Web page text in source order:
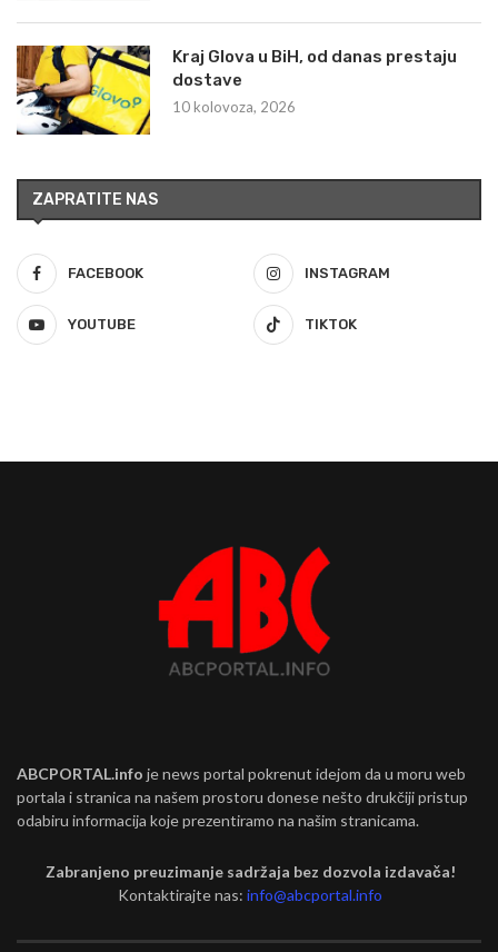
Kraj Glova u BiH, od danas prestaju
dostave
10 kolovoza, 2026
ZAPRATITE NAS
FACEBOOK INSTAGRAM
YOUTUBE TIKTOK
ABCPORTAL.info je news portal pokrenut idejom da u moru web
portala i stranica na našem prostoru donese nešto drukčiji pristup
odabiru informacija koje prezentiramo na našim stranicama.
Zabranjeno preuzimanje sadržaja bez dozvola izdavača!
Kontaktirajte nas:info@abcportal.info